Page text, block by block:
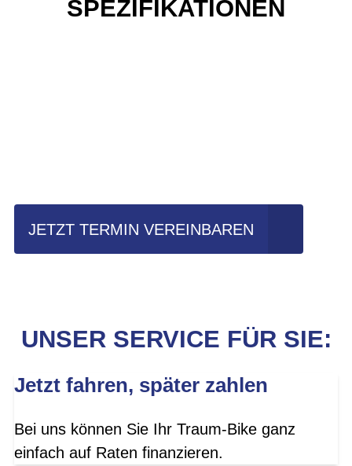
SPEZIFIKATIONEN
JETZT TERMIN VEREINBAREN
UNSER SERVICE FÜR SIE:
Jetzt fahren, später zahlen
Bei uns können Sie Ihr Traum-Bike ganz
einfach auf Raten finanzieren.